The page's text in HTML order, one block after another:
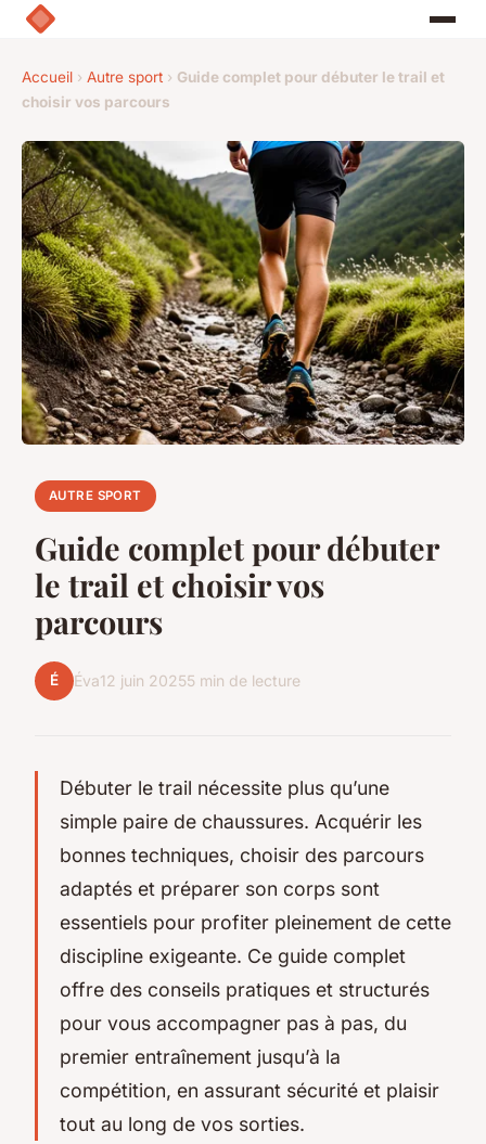
Accueil › Autre sport › Guide complet pour débuter le trail et
choisir vos parcours
AUTRE SPORT
Guide complet pour débuter
le trail et choisir vos
parcours
É Éva12 juin 20255 min de lecture
Débuter le trail nécessite plus qu’une
simple paire de chaussures. Acquérir les
bonnes techniques, choisir des parcours
adaptés et préparer son corps sont
essentiels pour profiter pleinement de cette
discipline exigeante. Ce guide complet
offre des conseils pratiques et structurés
pour vous accompagner pas à pas, du
premier entraînement jusqu’à la
compétition, en assurant sécurité et plaisir
tout au long de vos sorties.